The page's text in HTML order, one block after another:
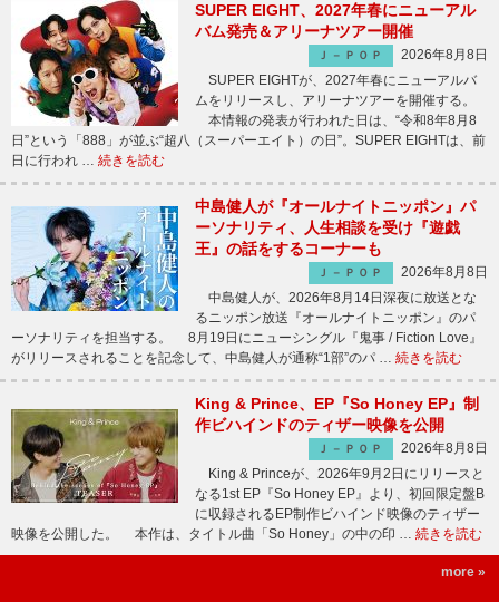
SUPER EIGHT、2027年春にニューアル
バム発売＆アリーナツアー開催
Ｊ－ＰＯＰ
2026年8月8日
SUPER EIGHTが、2027年春にニューアルバ
ムをリリースし、アリーナツアーを開催する。
本情報の発表が行われた日は、“令和8年8月8
日”という「888」が並ぶ“超八（スーパーエイト）の日”。SUPER EIGHTは、前
日に行われ … 続きを読む
中島健人が『オールナイトニッポン』パ
ーソナリティ、人生相談を受け『遊戯
王』の話をするコーナーも
Ｊ－ＰＯＰ
2026年8月8日
中島健人が、2026年8月14日深夜に放送とな
るニッポン放送『オールナイトニッポン』のパ
ーソナリティを担当する。 8月19日にニューシングル『鬼事 / Fiction Love』
がリリースされることを記念して、中島健人が通称“1部”のパ … 続きを読む
King & Prince、EP『So Honey EP』制
作ビハインドのティザー映像を公開
Ｊ－ＰＯＰ
2026年8月8日
King & Princeが、2026年9月2日にリリースと
なる1st EP『So Honey EP』より、初回限定盤B
に収録されるEP制作ビハインド映像のティザー
映像を公開した。 本作は、タイトル曲「So Honey」の中の印 … 続きを読む
more »